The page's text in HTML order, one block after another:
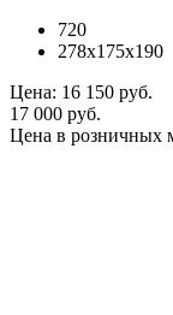
720
278x175x190
Цена: 16 150 руб.
17 000 руб.
Цена в розничных